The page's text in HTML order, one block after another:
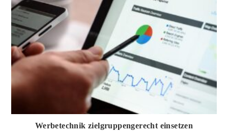
Werbetechnik zielgruppengerecht einsetzen